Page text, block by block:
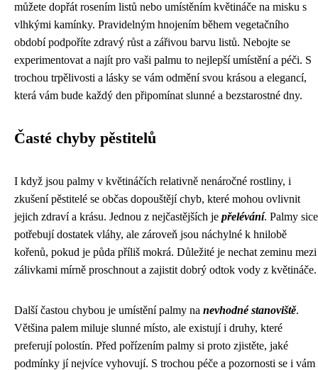
můžete dopřát rosením listů nebo umístěním květináče na misku s
vlhkými kamínky. Pravidelným hnojením během vegetačního
období podpoříte zdravý růst a zářivou barvu listů. Nebojte se
experimentovat a najít pro vaši palmu to nejlepší umístění a péči. S
trochou trpělivosti a lásky se vám odmění svou krásou a elegancí,
která vám bude každý den připomínat slunné a bezstarostné dny.
Časté chyby pěstitelů
I když jsou palmy v květináčích relativně nenáročné rostliny, i
zkušení pěstitelé se občas dopouštějí chyb, které mohou ovlivnit
jejich zdraví a krásu. Jednou z nejčastějších je přelévání. Palmy sice
potřebují dostatek vláhy, ale zároveň jsou náchylné k hnilobě
kořenů, pokud je půda příliš mokrá. Důležité je nechat zeminu mezi
zálivkami mírně proschnout a zajistit dobrý odtok vody z květináče.
Další častou chybou je umístění palmy na nevhodné stanoviště.
Většina palem miluje slunné místo, ale existují i druhy, které
preferují polostín. Před pořízením palmy si proto zjistěte, jaké
podmínky jí nejvíce vyhovují. S trochou péče a pozornosti se i vám